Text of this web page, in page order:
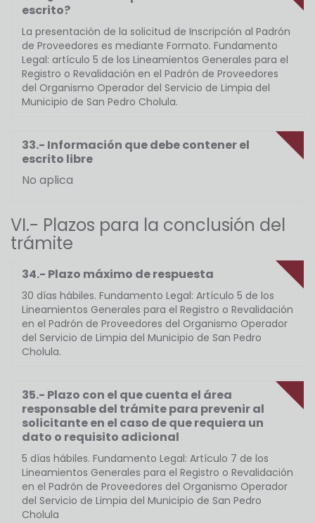
escrito?
La presentación de la solicitud de Inscripción al Padrón
de Proveedores es mediante Formato. Fundamento
Legal: artículo 5 de los Lineamientos Generales para el
Registro o Revalidación en el Padrón de Proveedores
del Organismo Operador del Servicio de Limpia del
Municipio de San Pedro Cholula.
33.- Información que debe contener el
escrito libre
No aplica
VI.- Plazos para la conclusión del
trámite
34.- Plazo máximo de respuesta
30 días hábiles. Fundamento Legal: Artículo 5 de los
Lineamientos Generales para el Registro o Revalidación
en el Padrón de Proveedores del Organismo Operador
del Servicio de Limpia del Municipio de San Pedro
Cholula.
35.- Plazo con el que cuenta el área
responsable del trámite para prevenir al
solicitante en el caso de que requiera un
dato o requisito adicional
5 días hábiles. Fundamento Legal: Artículo 7 de los
Lineamientos Generales para el Registro o Revalidación
en el Padrón de Proveedores del Organismo Operador
del Servicio de Limpia del Municipio de San Pedro
Cholula